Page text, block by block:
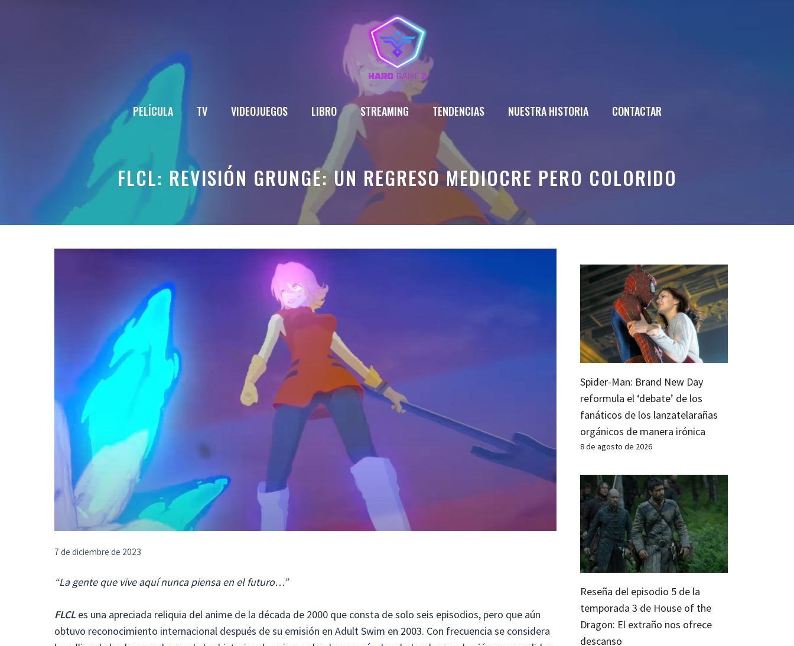
PELÍCULA TV VIDEOJUEGOS LIBRO STREAMING TENDENCIAS NUESTRA HISTORIA CONTACTAR
FLCL: REVISIÓN GRUNGE: UN REGRESO MEDIOCRE PERO COLORIDO
7 de diciembre de 2023
“La gente que vive aquí nunca piensa en el futuro…”
FLCL es una apreciada reliquia del anime de la década de 2000 que consta de solo seis episodios, pero que aún
obtuvo reconocimiento internacional después de su emisión en Adult Swim en 2003. Con frecuencia se considera
Spider-Man: Brand New Day
reformula el ‘debate’ de los
fanáticos de los lanzatelarañas
orgánicos de manera irónica
8 de agosto de 2026
Reseña del episodio 5 de la
temporada 3 de House of the
Dragon: El extraño nos ofrece
descanso